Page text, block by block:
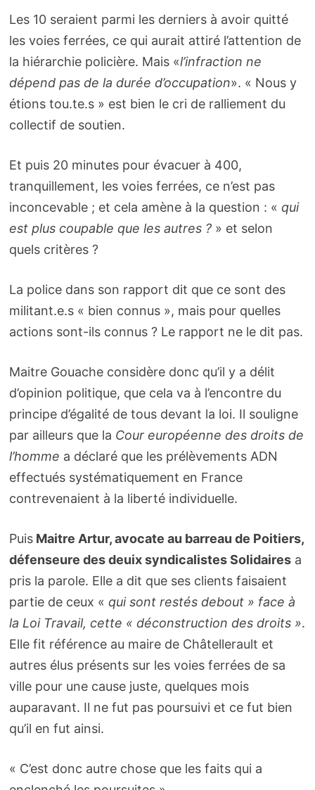
Les 10 seraient parmi les derniers à avoir quitté
les voies ferrées, ce qui aurait attiré l’attention de
la hiérarchie policière. Mais «l’infraction ne
dépend pas de la durée d’occupation». « Nous y
étions tou.te.s » est bien le cri de ralliement du
collectif de soutien.
Et puis 20 minutes pour évacuer à 400,
tranquillement, les voies ferrées, ce n’est pas
inconcevable ; et cela amène à la question : « qui
est plus coupable que les autres ?» et selon
quels critères ?
La police dans son rapport dit que ce sont des
militant.e.s « bien connus », mais pour quelles
actions sont-ils connus ? Le rapport ne le dit pas.
Maitre Gouache considère donc qu’il y a délit
d’opinion politique, que cela va à l’encontre du
principe d’égalité de tous devant la loi. Il souligne
par ailleurs que la Cour européenne des droits de
l’homme a déclaré que les prélèvements ADN
effectués systématiquement en France
contrevenaient à la liberté individuelle.
PuisMaitre Artur, avocate au barreau de Poitiers,
défenseure des deuix syndicalistes Solidairesa
pris la parole. Elle a dit que ses clients faisaient
partie de ceux « qui sont restés debout » face à
la Loi Travail, cette « déconstruction des droits ».
Elle fit référence au maire de Châtellerault et
autres élus présents sur les voies ferrées de sa
ville pour une cause juste, quelques mois
auparavant. Il ne fut pas poursuivi et ce fut bien
qu’il en fut ainsi.
« C’est donc autre chose que les faits qui a